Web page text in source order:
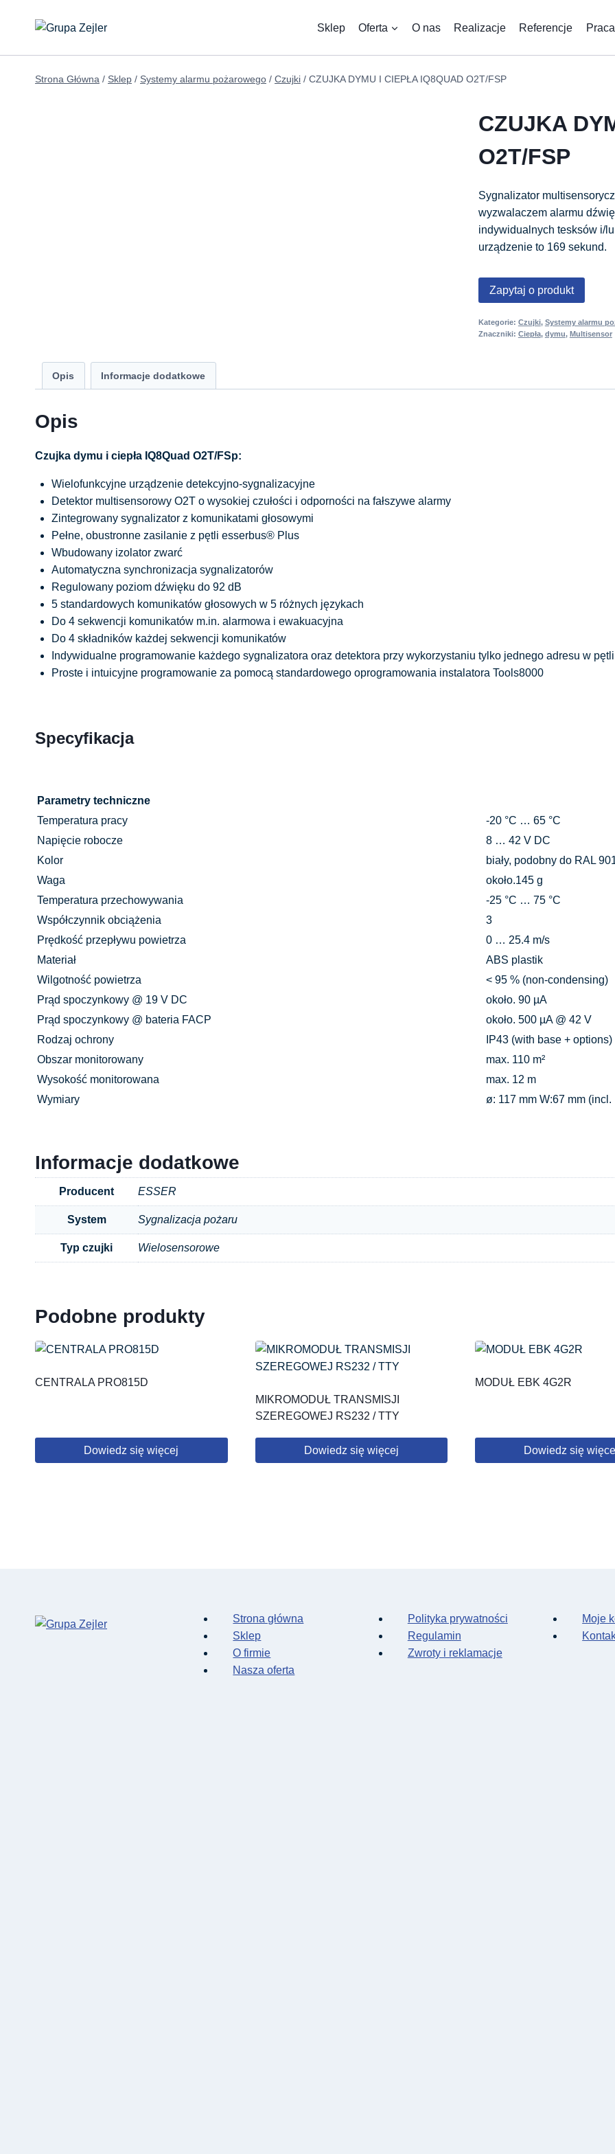
Sklep Oferta O nas Realizacje Referencje Praca
Strona Główna / Sklep / Systemy alarmu pożarowego / Czujki / CZUJKA DYMU I CIEPŁA IQ8QUAD O2T/FSP
CZUJKA
O2T/FSP
Sygnalizator
wyzwalaczem alarmu
indywidualnych tesksów i/
urządzenie to 169 sekund.
Zapytaj o produkt
Kategorie: Czujki, Systemy alarmu
Znaczniki: Ciepła, dymu, Multisensor
Opis Informacje dodatkowe
Opis
Czujka dymu i ciepła IQ8Quad O2T/FSp:
Wielofunkcyjne urządzenie detekcyjno-sygnalizacyjne
Detektor multisensorowy O2T o wysokiej czułości i odporności na fałszywe alarmy
Zintegrowany sygnalizator z komunikatami głosowymi
Pełne, obustronne zasilanie z pętli esserbus® Plus
Wbudowany izolator zwarć
Automatyczna synchronizacja sygnalizatorów
Regulowany poziom dźwięku do 92 dB
5 standardowych komunikatów głosowych w 5 różnych językach
Do 4 sekwencji komunikatów m.in. alarmowa i ewakuacyjna
Do 4 składników każdej sekwencji komunikatów
Indywidualne programowanie każdego sygnalizatora oraz detektora przy wykorzystaniu tylko jednego adresu w pętli
Proste i intuicyjne programowanie za pomocą standardowego oprogramowania instalatora Tools8000
Specyfikacja
Parametry techniczne
Temperatura pracy
-20 °C … 65 °C
Napięcie robocze
8 … 42 V DC
Kolor
biały, podobny do RAL
Waga
około.145 g
Temperatura przechowywania
-25 °C … 75 °C
Współczynnik obciążenia
3
Prędkość przepływu powietrza
0 … 25.4 m/s
Materiał
ABS plastik
Wilgotność powietrza
< 95 % (non-condensing)
Prąd spoczynkowy @ 19 V DC
około. 90 µA
Prąd spoczynkowy @ bateria FACP
około. 500 µA @ 42 V
Rodzaj ochrony
IP43 (with base + options)
Obszar monitorowany
max. 110 m²
Wysokość monitorowana
max. 12 m
Wymiary
ø: 117 mm W:67 mm (incl.
Informacje dodatkowe
Producent ESSER
System Sygnalizacja pożaru
Typ czujki Wielosensorowe
Podobne produkty
CENTRALA PRO815D
Dowiedz się więcej
MIKROMODUŁ TRANSMISJI
SZEREGOWEJ RS232 / TTY
Dowiedz się więcej
MODUŁ EBK 4G2R
Dowiedz się
Strona główna
Sklep
O firmie
Nasza oferta
Polityka prywatności
Regulamin
Zwroty i reklamacje
Moje